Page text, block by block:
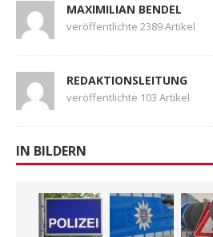
MAXIMILIAN BENDEL
veröffentlichte 2389 Artikel
REDAKTIONSLEITUNG
veröffentlichte 103 Artikel
IN BILDERN